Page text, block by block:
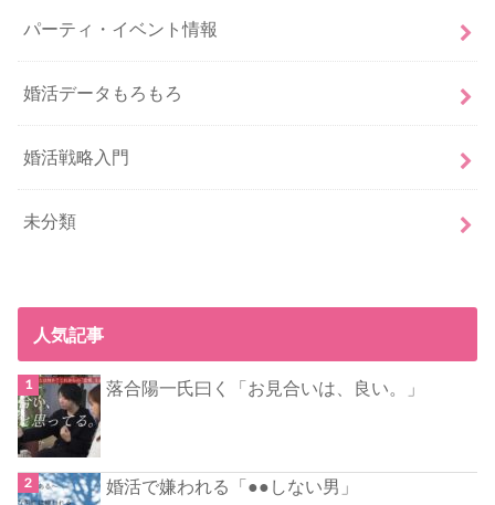
パーティ・イベント情報
婚活データもろもろ
婚活戦略入門
未分類
人気記事
落合陽一氏曰く「お見合いは、良い。」
婚活で嫌われる「●●しない男」